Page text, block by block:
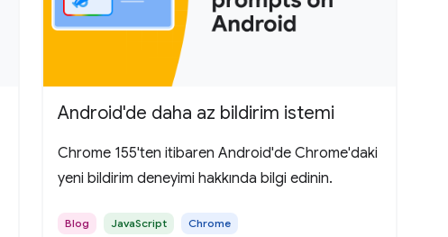
Android'de daha az bildirim istemi
Chrome 155'ten itibaren Android'de Chrome'daki
yeni bildirim deneyimi hakkında bilgi edinin.
Blog JavaScript Chrome